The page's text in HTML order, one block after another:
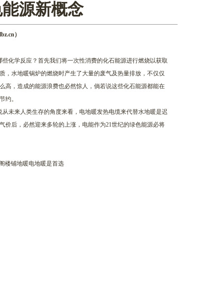
源新概念
）
化学反应？首先我们将一次性消费的化石能源进行燃烧以获取
，水地暖锅炉的燃烧时产生了大量的废气及热量排放，不仅仅
高，造成的能源浪费也必然惊人，倘若说这些化石能源都能在
约。
未来人类生存的角度来看，电地暖发热电缆来代替水地暖是迟
价后，必然迎来多轮的上涨，电能作为21世纪的绿色能源必将
阁楼铺地暖电地暖是首选